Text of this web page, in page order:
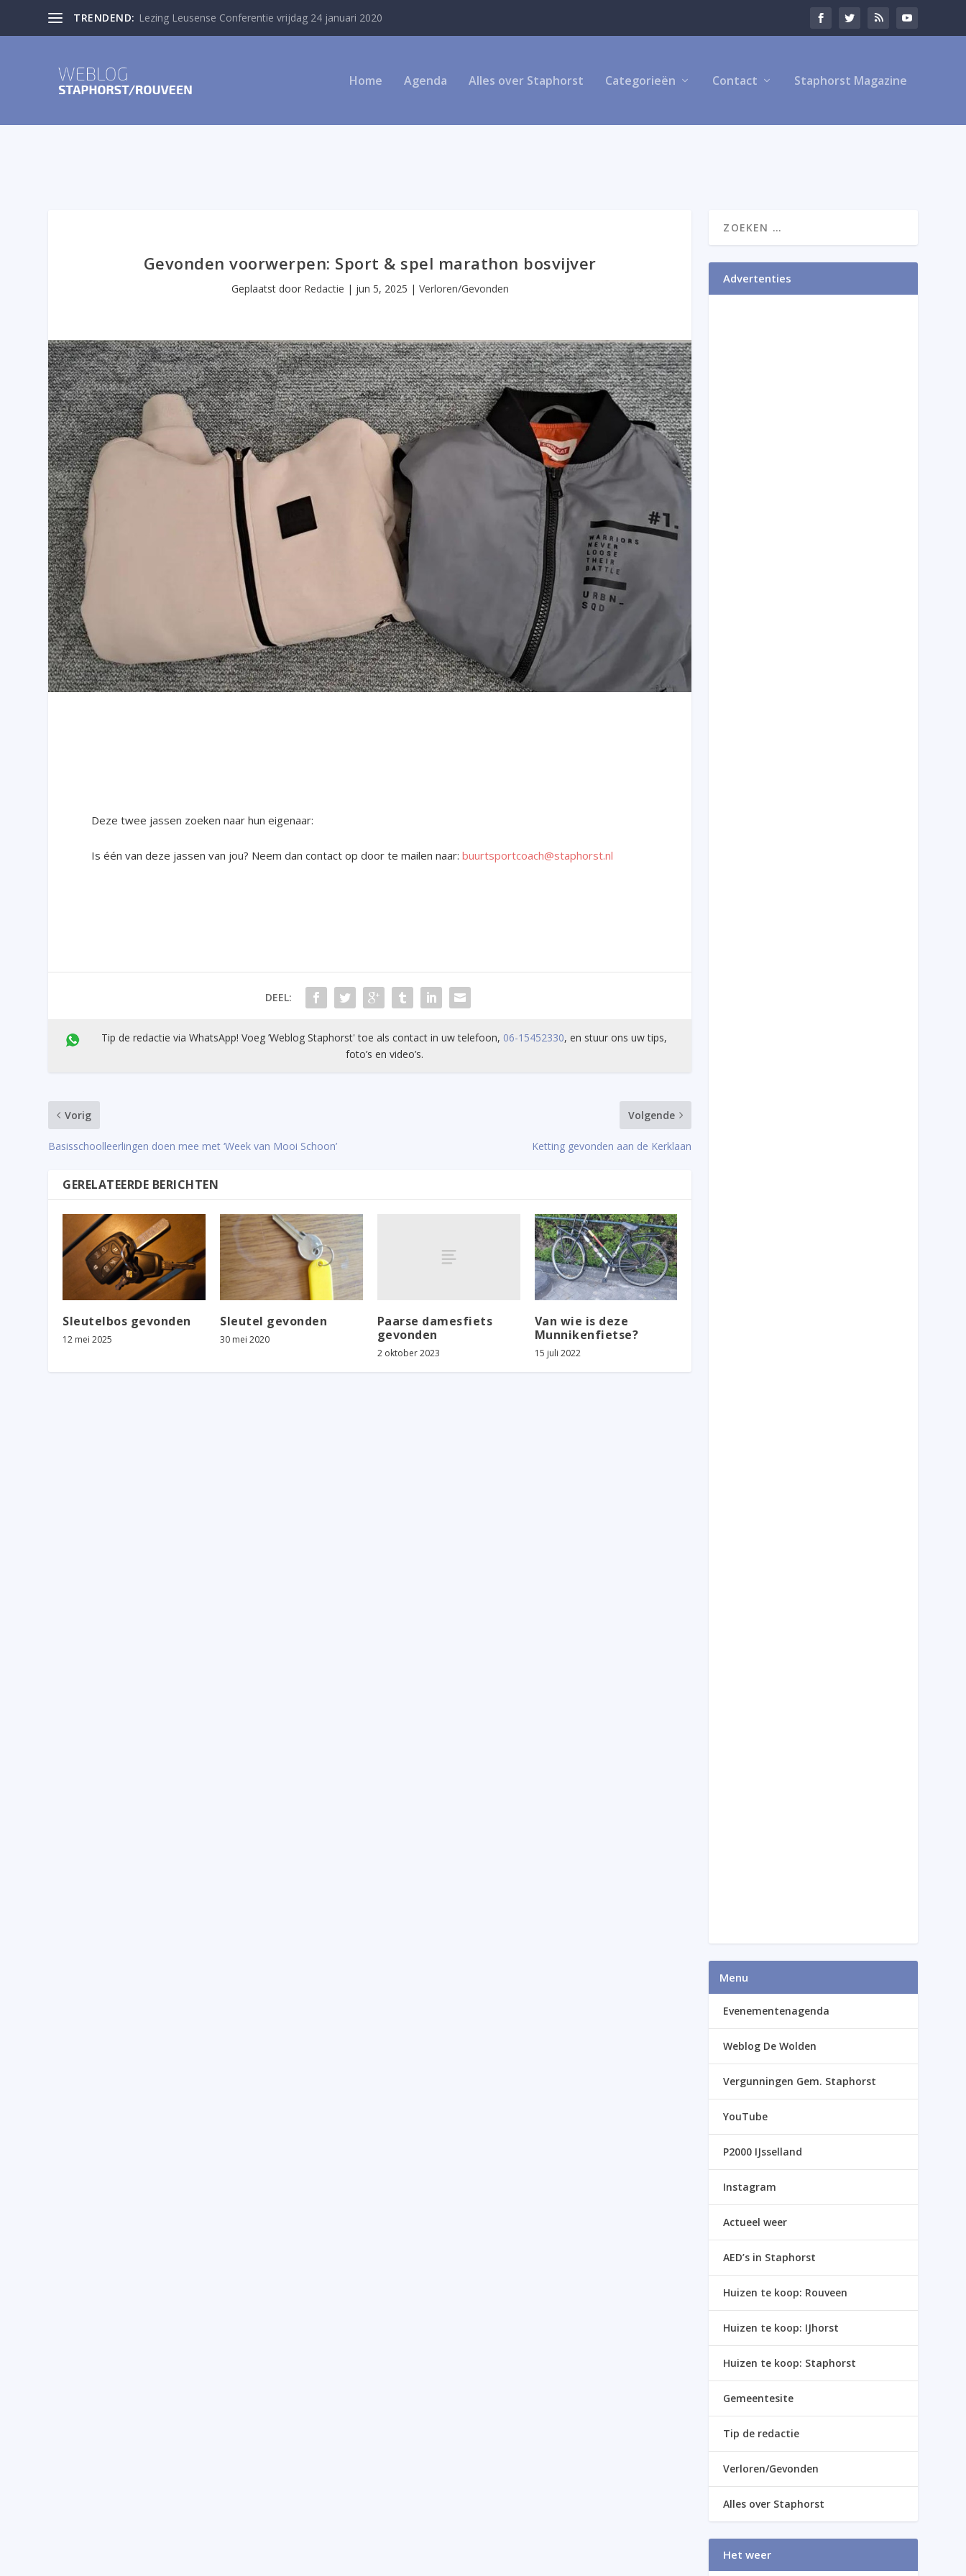
TRENDEND: Lezing Leusense Conferentie vrijdag 24 januari 2020
Home Agenda Alles over Staphorst Categorieën Contact Staphorst Magazine
Gevonden voorwerpen: Sport & spel marathon bosvijver
Geplaatst door Redactie | jun 5, 2025 | Verloren/Gevonden
Deze twee jassen zoeken naar hun eigenaar:
Is één van deze jassen van jou? Neem dan contact op door te mailen naar:buurtsportcoach@staphorst.nl
DEEL:
Tip de redactie via WhatsApp! Voeg ’Weblog Staphorst' toe als contact in uw telefoon, 06-15452330, en stuur ons uw tips,
foto’s en video’s.
Vorig
Basisschoolleerlingen doen mee met ‘Week van Mooi Schoon’
Volgende
Ketting gevonden aan de Kerklaan
GERELATEERDE BERICHTEN
Sleutelbos gevonden
12 mei 2025
Sleutel gevonden
30 mei 2020
Paarse damesfiets
gevonden
2 oktober 2023
Van wie is deze
Munnikenfietse?
15 juli 2022
Advertenties
Menu
Evenementenagenda
Weblog De Wolden
Vergunningen Gem. Staphorst
YouTube
P2000 IJsselland
Instagram
Actueel weer
AED’s in Staphorst
Huizen te koop: Rouveen
Huizen te koop: IJhorst
Huizen te koop: Staphorst
Gemeentesite
Tip de redactie
Verloren/Gevonden
Alles over Staphorst
Het weer